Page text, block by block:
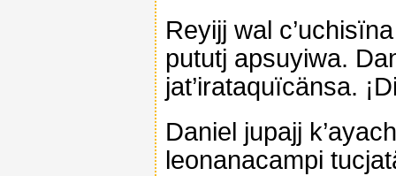
Reyijj wal
pututj apsuyiwa.
jat’irataquïcänsa.
Daniel jupajj
leonanacampi